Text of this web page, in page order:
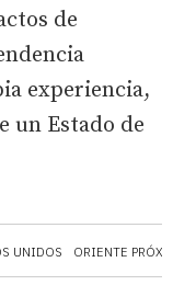
UNIDOS ORIENTE
de
experiencia,
un Estado de